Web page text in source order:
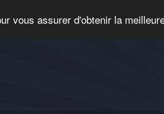
vous assurer d'obtenir la